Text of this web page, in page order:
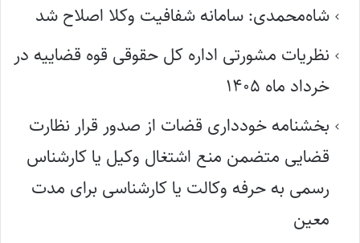
شاه‌محمدی: سامانه شفافیت وکلا اصلاح شد
نظریات مشورتی اداره کل حقوقی قوه قضاییه در
خرداد ماه ۱۴۰۵
بخشنامه خودداری قضات از صدور قرار نظارت
قضایی متضمن منع اشتغال وکیل یا کارشناس
رسمی به حرفه وکالت یا کارشناسی برای مدت
معین